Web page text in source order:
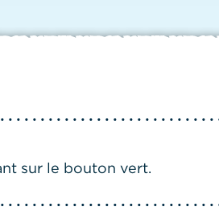
sur le bouton vert.